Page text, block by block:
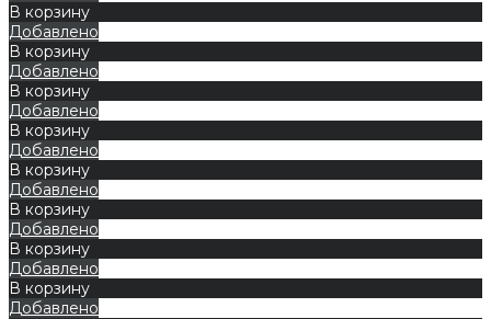
В корзину
Добавлено
В корзину
Добавлено
В корзину
Добавлено
В корзину
Добавлено
В корзину
Добавлено
В корзину
Добавлено
В корзину
Добавлено
В корзину
Добавлено